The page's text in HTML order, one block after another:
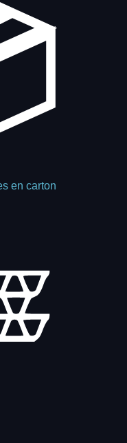
en carton